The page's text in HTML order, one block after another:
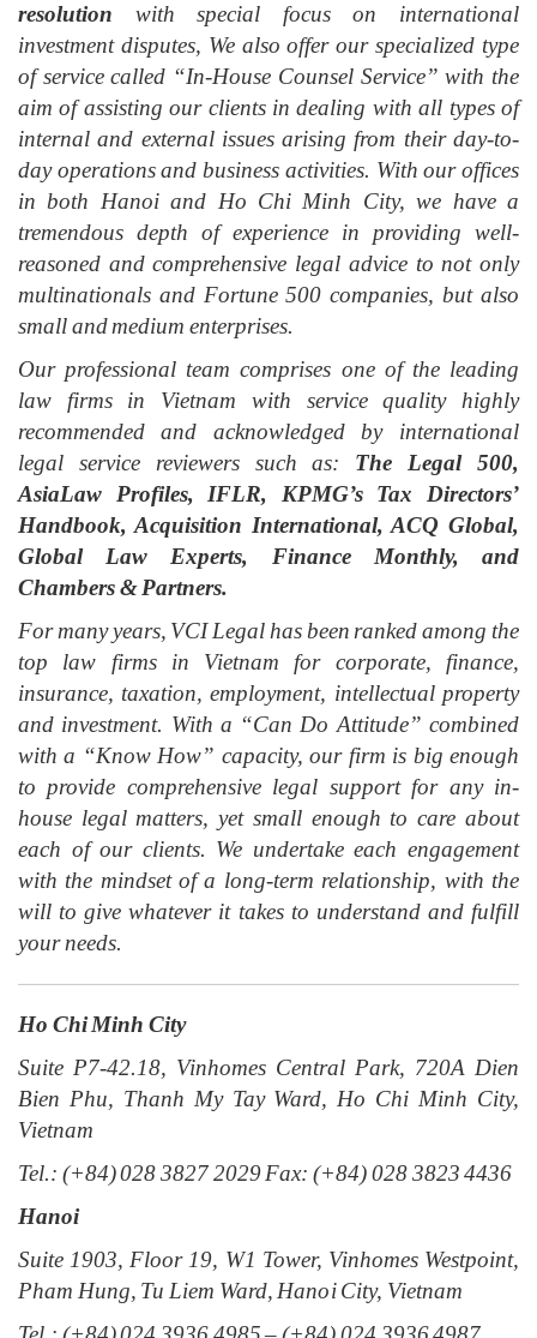
resolution with special focus on international
investment disputes, We also offer our specialized type
of service called “In-House Counsel Service” with the
aim of assisting our clients in dealing with all types of
internal and external issues arising from their day-to-
day operations and business activities. With our offices
in both Hanoi and Ho Chi Minh City, we have a
tremendous depth of experience in providing well-
reasoned and comprehensive legal advice to not only
multinationals and Fortune 500 companies, but also
small and medium enterprises.
Our professional team comprises one of the leading
law firms in Vietnam with service quality highly
recommended and acknowledged by international
legal service reviewers such as: The Legal 500,
AsiaLaw Profiles, IFLR, KPMG’s Tax Directors’
Handbook, Acquisition International, ACQ Global,
Global Law Experts, Finance Monthly, and
Chambers & Partners.
For many years, VCI Legal has been ranked among the
top law firms in Vietnam for corporate, finance,
insurance, taxation, employment, intellectual property
and investment. With a “Can Do Attitude” combined
with a “Know How” capacity, our firm is big enough
to provide comprehensive legal support for any in-
house legal matters, yet small enough to care about
each of our clients. We undertake each engagement
with the mindset of a long-term relationship, with the
will to give whatever it takes to understand and fulfill
your needs.
Ho Chi Minh City
Suite P7-42.18, Vinhomes Central Park, 720A Dien
Bien Phu, Thanh My Tay Ward, Ho Chi Minh City,
Vietnam
Tel.: (+84) 028 3827 2029 Fax: (+84) 028 3823 4436
Hanoi
Suite 1903, Floor 19, W1 Tower, Vinhomes Westpoint,
Pham Hung, Tu Liem Ward, Hanoi City, Vietnam